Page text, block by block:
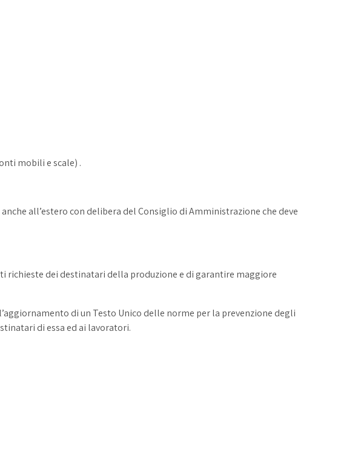
mobili e scale) .
all’estero con delibera del Consiglio di Amministrazione che deve
richieste dei destinatari della produzione e di garantire maggiore
di un Testo Unico delle norme per la prevenzione degli
di essa ed ai lavoratori.